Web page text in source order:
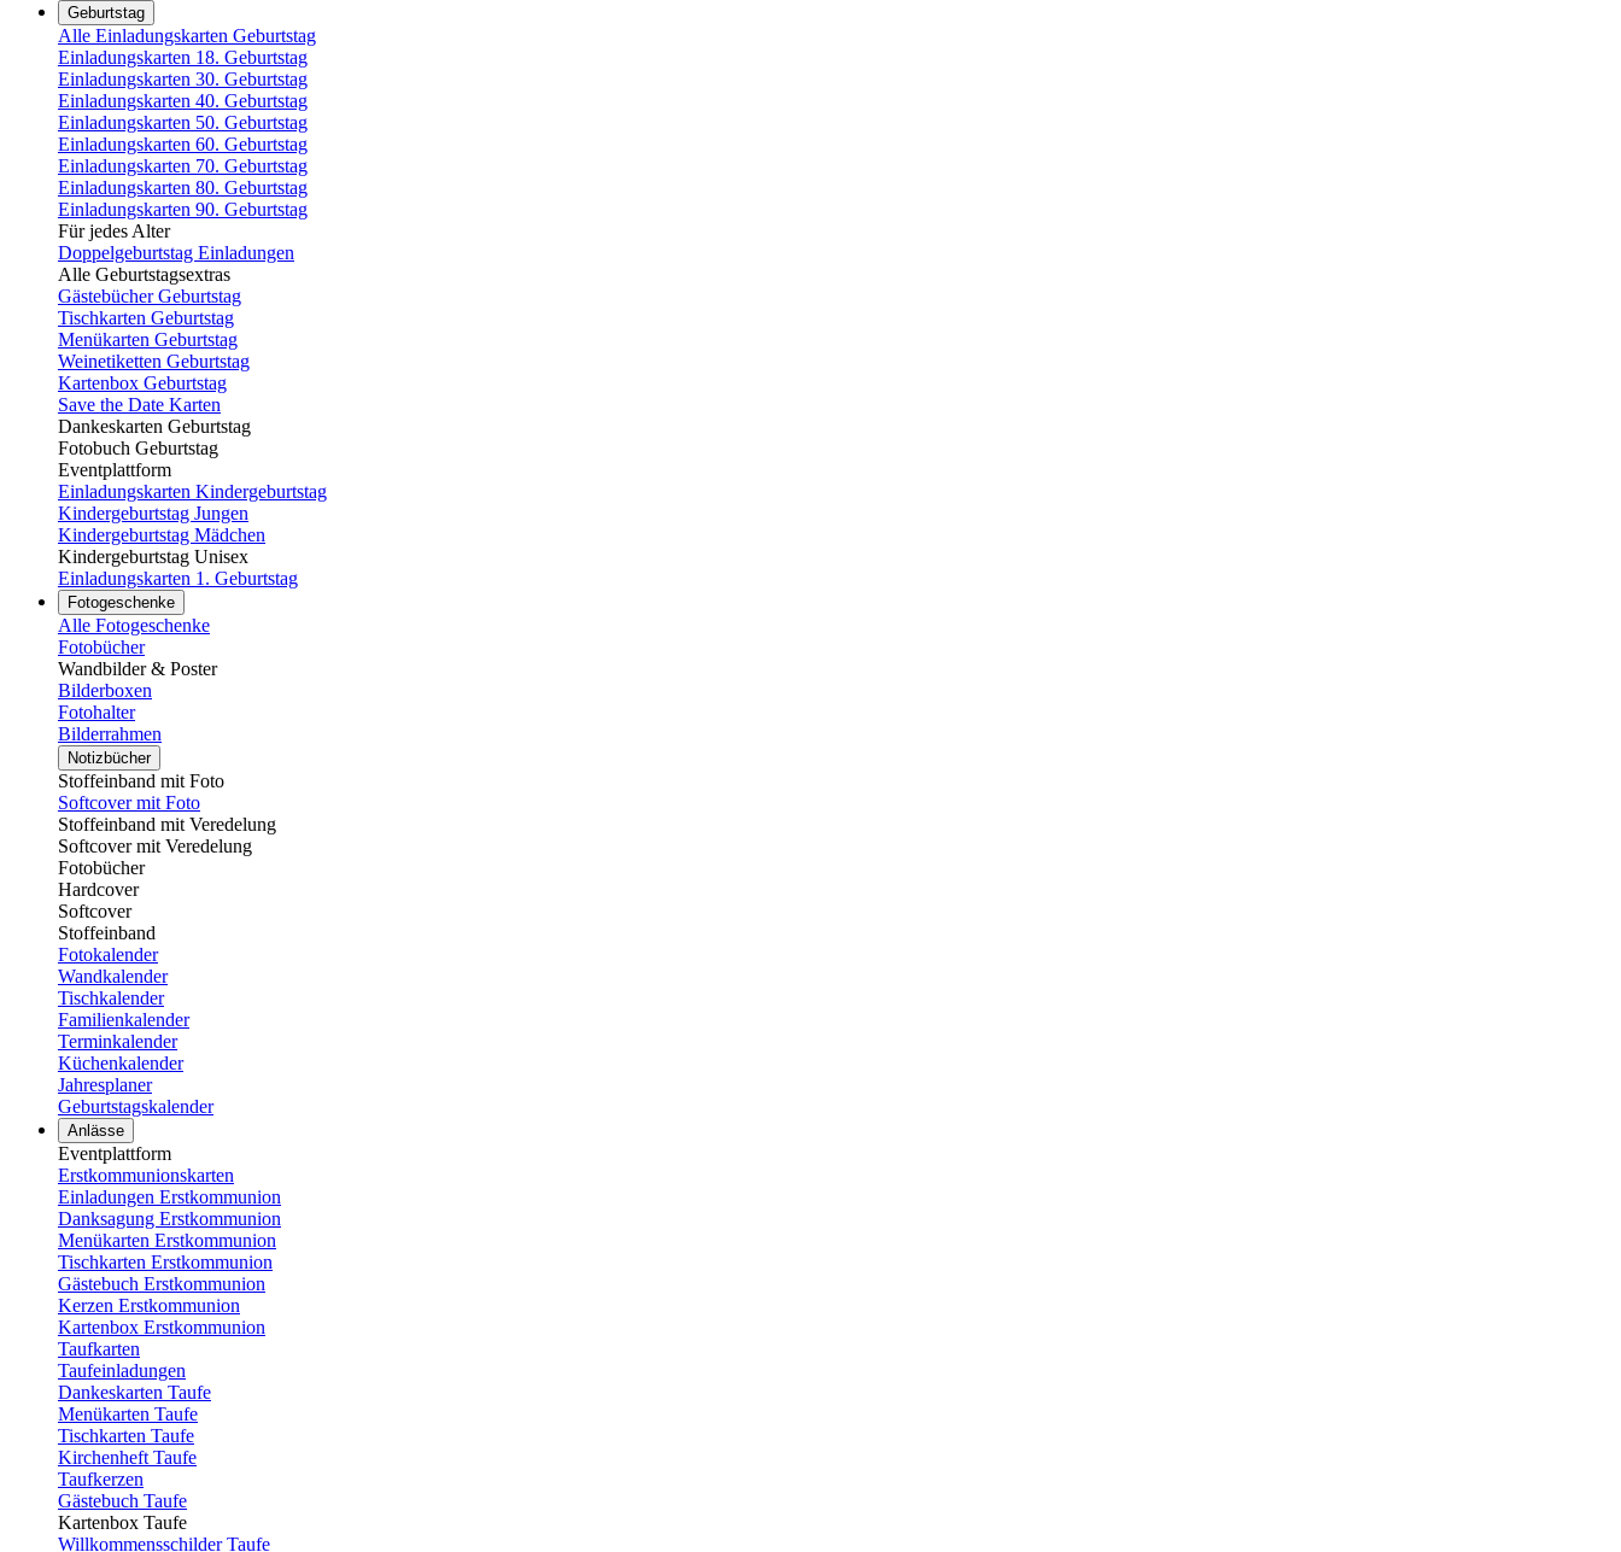
Geburtstag
Alle Einladungskarten Geburtstag
Einladungskarten 18. Geburtstag
Einladungskarten 30. Geburtstag
Einladungskarten 40. Geburtstag
Einladungskarten 50. Geburtstag
Einladungskarten 60. Geburtstag
Einladungskarten 70. Geburtstag
Einladungskarten 80. Geburtstag
Einladungskarten 90. Geburtstag
Für jedes Alter
Doppelgeburtstag Einladungen
Alle Geburtstagsextras
Gästebücher Geburtstag
Tischkarten Geburtstag
Menükarten Geburtstag
Weinetiketten Geburtstag
Kartenbox Geburtstag
Save the Date Karten
Dankeskarten Geburtstag
Fotobuch Geburtstag
Eventplattform
Einladungskarten Kindergeburtstag
Kindergeburtstag Jungen
Kindergeburtstag Mädchen
Kindergeburtstag Unisex
Einladungskarten 1. Geburtstag
Fotogeschenke
Alle Fotogeschenke
Fotobücher
Wandbilder & Poster
Bilderboxen
Fotohalter
Bilderrahmen
Notizbücher
Stoffeinband mit Foto
Softcover mit Foto
Stoffeinband mit Veredelung
Softcover mit Veredelung
Fotobücher
Hardcover
Softcover
Stoffeinband
Fotokalender
Wandkalender
Tischkalender
Familienkalender
Terminkalender
Küchenkalender
Jahresplaner
Geburtstagskalender
Anlässe
Eventplattform
Erstkommunionskarten
Einladungen Erstkommunion
Danksagung Erstkommunion
Menükarten Erstkommunion
Tischkarten Erstkommunion
Gästebuch Erstkommunion
Kerzen Erstkommunion
Kartenbox Erstkommunion
Taufkarten
Taufeinladungen
Dankeskarten Taufe
Menükarten Taufe
Tischkarten Taufe
Kirchenheft Taufe
Taufkerzen
Gästebuch Taufe
Kartenbox Taufe
Willkommensschilder Taufe